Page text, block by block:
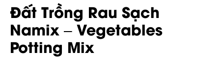
Đất Trồng Rau Sạch
Namix – Vegetables
Potting Mix